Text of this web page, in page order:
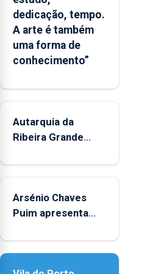
ferramenta
que
poderá
apoiar
a
das
marinhas
protegidas,
previsão
alterações
no
e
a
fiscalização
dedicação, tempo.
A arte é também
uma forma de
conhecimento”
Autarquia da
Ribeira Grande
"Museus no Verão"
Arsénio Chaves
Puim apresenta
de Vila do Porto